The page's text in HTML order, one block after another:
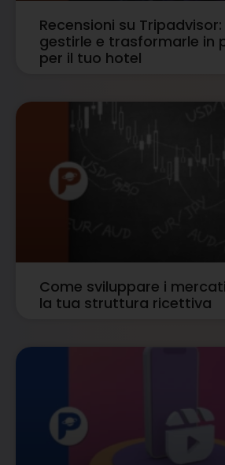
Recensioni su
gestirle e trasformarle in
per il tuo hotel
Come sviluppare i
la tua struttura ricettiva